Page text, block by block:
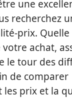
une
recherchez
prix.
achat,
le tour des
de comparer
prix et la